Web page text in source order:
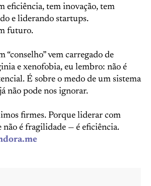
eficiência, tem inovação, tem
e liderando startups.
futuro.
“conselho” vem carregado de
e xenofobia, eu lembro: não é
É sobre o medo de um sistema
não pode nos ignorar.
firmes. Porque liderar com
não é fragilidade — é eficiência.